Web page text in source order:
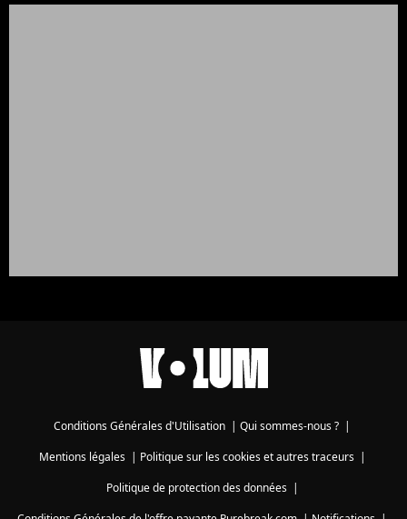
Conditions Générales d'Utilisation Qui sommes-nous ?
Mentions légales| Politique sur les cookies et autres traceurs|
Politique de protection des données|